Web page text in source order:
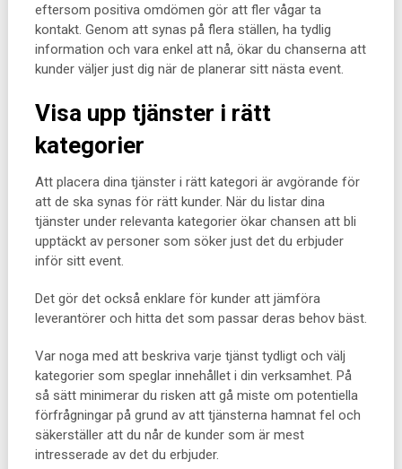
eftersom positiva omdömen gör att fler vågar ta
kontakt. Genom att synas på flera ställen, ha tydlig
information och vara enkel att nå, ökar du chanserna att
kunder väljer just dig när de planerar sitt nästa event.
Visa upp tjänster i rätt
kategorier
Att placera dina tjänster i rätt kategori är avgörande för
att de ska synas för rätt kunder. När du listar dina
tjänster under relevanta kategorier ökar chansen att bli
upptäckt av personer som söker just det du erbjuder
inför sitt event.
Det gör det också enklare för kunder att jämföra
leverantörer och hitta det som passar deras behov bäst.
Var noga med att beskriva varje tjänst tydligt och välj
kategorier som speglar innehållet i din verksamhet. På
så sätt minimerar du risken att gå miste om potentiella
förfrågningar på grund av att tjänsterna hamnat fel och
säkerställer att du når de kunder som är mest
intresserade av det du erbjuder.